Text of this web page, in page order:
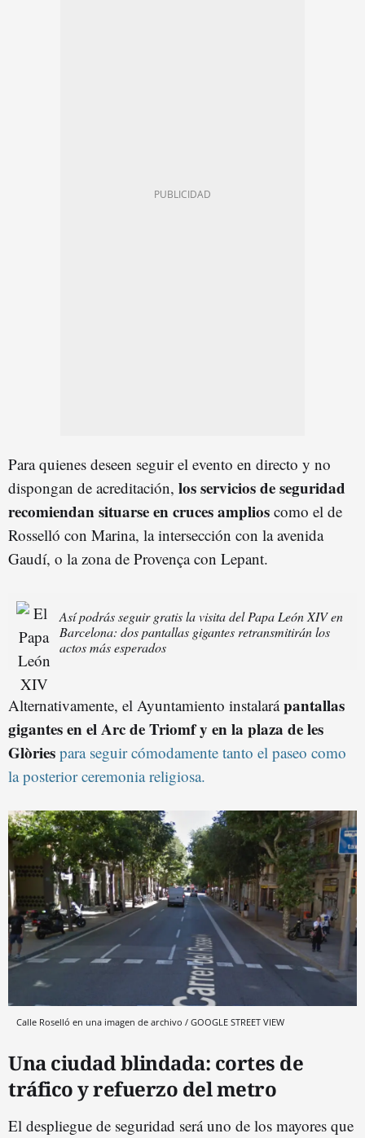
Para quienes deseen seguir el evento en directo y no
dispongan de acreditación, los servicios de seguridad
recomiendan situarse en cruces amplios como el de
Rosselló con Marina, la intersección con la avenida
Gaudí, o la zona de Provença con Lepant.
Así podrás seguir gratis la visita del Papa León XIV en
Barcelona: dos pantallas gigantes retransmitirán los
actos más esperados
Alternativamente, el Ayuntamiento instalarápantallas
gigantes en el Arc de Triomf y en la plaza de les
Glòries para seguir cómodamente tanto el paseo como
la posterior ceremonia religiosa.
Calle Roselló en una imagen de archivo / GOOGLE STREET VIEW
Una ciudad blindada: cortes de
tráfico y refuerzo del metro
El despliegue de seguridad será uno de los mayores que